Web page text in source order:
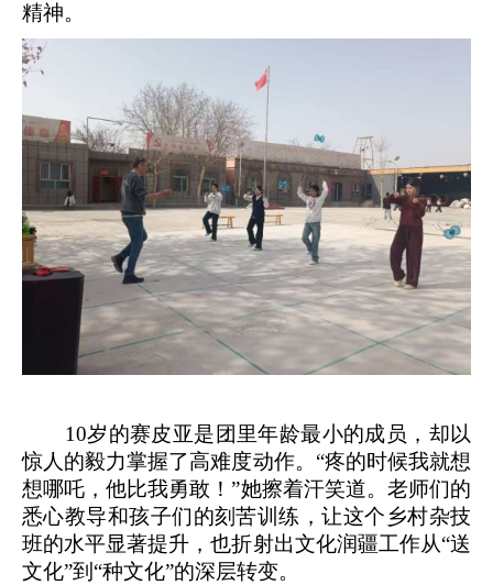
精神。
10岁的赛皮亚是团里年龄最小的成员，却以
惊人的毅力掌握了高难度动作。“疼的时候我就想
想哪吒，他比我勇敢！”她擦着汗笑道。老师们的
悉心教导和孩子们的刻苦训练，让这个乡村杂技
班的水平显著提升，也折射出文化润疆工作从“送
文化”到“种文化”的深层转变。